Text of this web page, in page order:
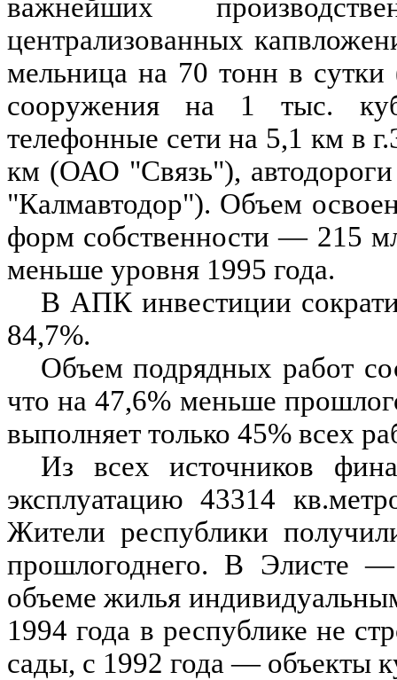
важнейших
централизованных
мельница на 70 тонн в
сооружения на 1 тыс.
телефонные сети на 5,1 км в
км (ОАО "Связь"),
"Калмавтодор"). Объем
форм собственности — 215
меньше уровня 1995 года.
В АПК инвестиции
84,7%.
Объем подрядных работ
что на 47,6% меньше
выполняет только 45% всех
Из всех источников
эксплуатацию 43314
Жители республики
прошлогоднего. В Элисте
объеме жилья
1994 года в республике не
сады, с 1992 года — объекты